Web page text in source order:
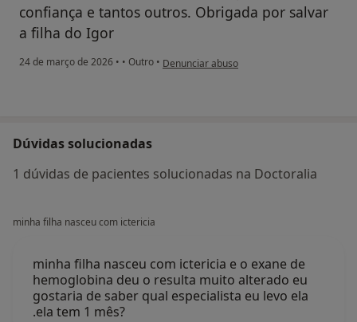
confiança e tantos outros. Obrigada por salvar
a filha do Igor
24 de março de 2026 • • Outro • na opinião do utilizador Sandra Silva
Denunciar abuso
Dúvidas solucionadas
1 dúvidas de pacientes solucionadas na Doctoralia
minha filha nasceu com ictericia
minha filha nasceu com ictericia e o exane de
hemoglobina deu o resulta muito alterado eu
gostaria de saber qual especialista eu levo ela
.ela tem 1 mês?